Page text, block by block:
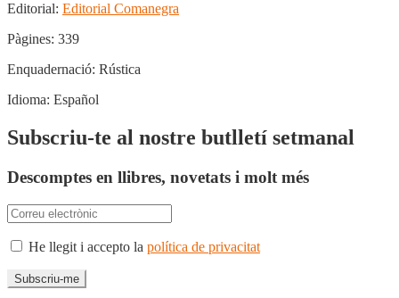
Editorial: Editorial Comanegra
Pàgines: 339
Enquadernació: Rústica
Idioma: Español
Subscriu-te al nostre butlletí setmanal
Descomptes en llibres, novetats i molt més
He llegit i accepto la política de privacitat